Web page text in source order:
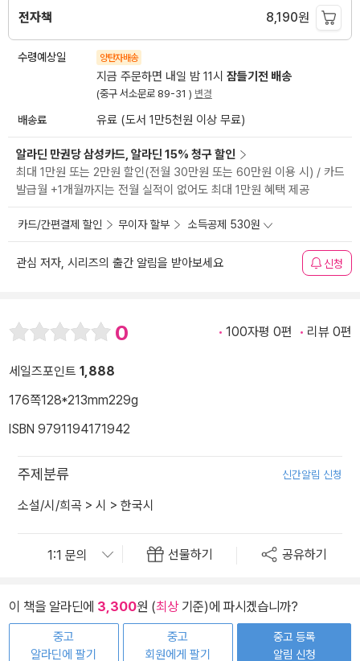
전자책 8,190원
수령예상일 양탄자배송
지금 주문하면 내일 밤 11시 잠들기전 배송
(중구 서소문로 89-31 ) 변경
배송료 유료 (도서 1만5천원 이상 무료)
알라딘 만권당 삼성카드, 알라딘 15% 청구 할인
최대 1만원 또는 2만원 할인(전월 30만원 또는 60만원 이용 시) / 카드
발급월 +1개월까지는 전월 실적이 없어도 최대 1만원 혜택 제공
카드/간편결제 할인 무이자 할부 소득공제 530원
관심 저자, 시리즈의 출간 알림을 받아보세요 신청
0 100자평 0편 리뷰 0편
세일즈포인트 1,888
176쪽128*213mm229g
ISBN 9791194171942
주제분류 신간알림 신청
소설/시/희곡 > 시 > 한국시
선물하기 공유하기
이 책을 알라딘에 3,300원 (최상기준)에 파시겠습니까?
중고
알라딘에 팔기
중고
회원에게 팔기
중고 등록
알림 신청